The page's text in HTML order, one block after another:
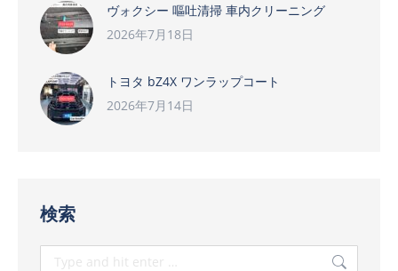
ヴォクシー 嘔吐清掃 車内クリーニング
2026年7月18日
トヨタ bZ4X ワンラップコート
2026年7月14日
検索
Search: